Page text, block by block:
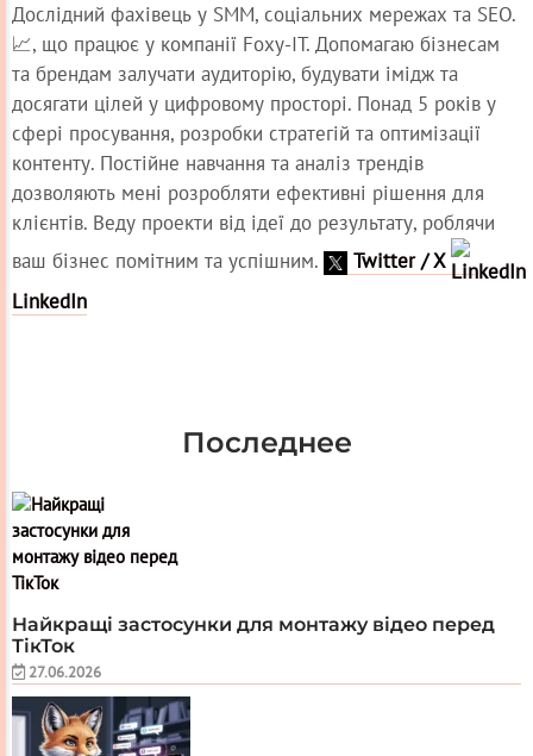
Дослідний фахівець у SMM, соціальних мережах та SEO.
📈, що працює у компанії Foxy-IT. Допомагаю бізнесам
та брендам залучати аудиторію, будувати імідж та
досягати цілей у цифровому просторі. Понад 5 років у
сфері просування, розробки стратегій та оптимізації
контенту. Постійне навчання та аналіз трендів
дозволяють мені розробляти ефективні рішення для
клієнтів. Веду проекти від ідеї до результату, роблячи
ваш бізнес помітним та успішним.
Twitter / X
LinkedIn
Последнее
Найкращі застосунки для монтажу відео перед
ТікТок
27.06.2026